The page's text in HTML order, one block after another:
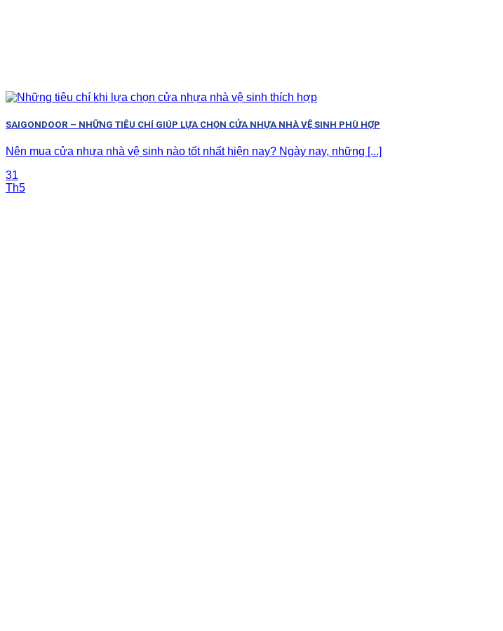
SAIGONDOOR – NHỮNG TIÊU CHÍ GIÚP LỰA CHỌN CỬA NHỰA NHÀ VỆ SINH PHÙ HỢP
Nên mua cửa nhựa nhà vệ sinh nào tốt nhất hiện nay? Ngày nay, những [...]
31
Th5